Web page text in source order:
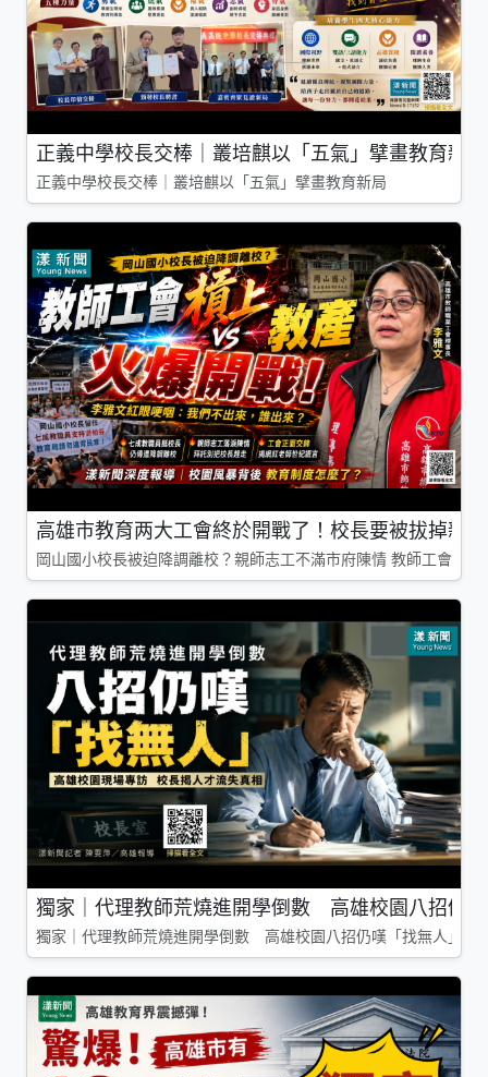
正義中學校長交棒｜叢培麒以「五氣」擘畫教育新局
正義中學校長交棒｜叢培麒以「五氣」擘畫教育新局
高雄市教育两大工會終於開戰了！校長要被拔掉親
岡山國小校長被迫降調離校？親師志工不滿市府陳情 教師工會槓
獨家｜代理教師荒燒進開學倒數 高雄校園八招仍
獨家｜代理教師荒燒進開學倒數 高雄校園八招仍嘆「找無人」